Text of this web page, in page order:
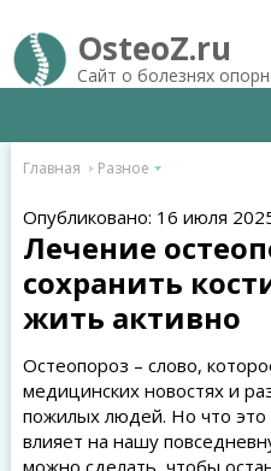
OsteoZ.ru
Сайт о болезнях
Главная Разное
Опубликовано: 16 июля
Лечение
сохранить
жить активно
Остеопороз – слово,
медицинских новостях и
пожилых людей. Но что это
влияет на нашу
можно сделать, чтобы